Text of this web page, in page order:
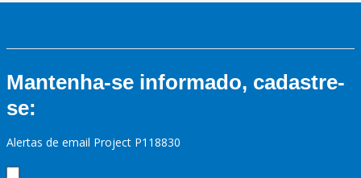
Mantenha-se informado, cadastre-
se:
Alertas de email Project P118830